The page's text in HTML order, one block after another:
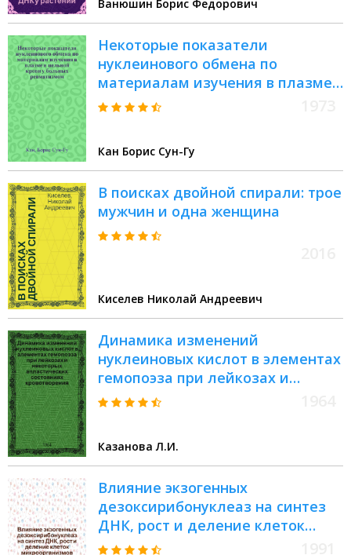
Ванюшин Борис Федорович
Некоторые показатели
нуклеинового обмена по
материалам изучения в плазме
и цельной крови у больных
(эволютивным) полиартритом и в
эксперименте : Автореф. дис. на
соиск. учен. степени канд. мед.
наук : (14.00.05)
Кан Борис Сун-Гу
В поисках двойной спирали: трое
мужчин и одна женщина
Киселев Николай Андреевич
Динамика изменений
нуклеиновых кислот в элементах
гемопоэза при лейкозах и
некоторых апластических
Автореферат дис. на соискание
учен. степени кандидата мед.
наук
Казанова Л.И.
Влияние экзогенных
дезоксирибонуклеаз на синтез
ДНК, рост и деление клеток
микроорганизмов : Автореф. дис.